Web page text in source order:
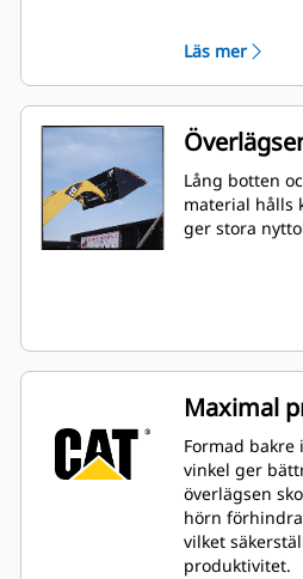
Läs mer
Lång botten
material hålls
ger stora
Maximal
Formad
vinkel ger
överlägsen
hörn
vilket
produktivitet.